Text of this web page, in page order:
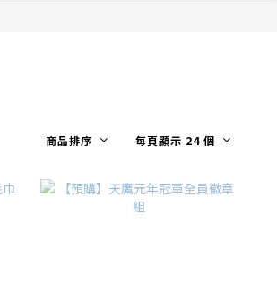
商品排序 每頁顯示 24 個